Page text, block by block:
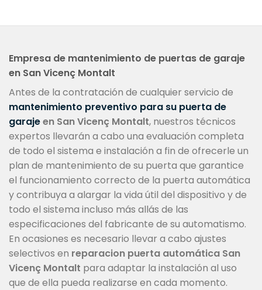
Empresa de mantenimiento de puertas de garaje
en San Vicenç Montalt
Antes de la contratación de cualquier servicio de
mantenimiento preventivo para su puerta de
garajeen San Vicenç Montalt, nuestros técnicos
expertos llevarán a cabo una evaluación completa
de todo el sistema e instalación a fin de ofrecerle un
plan de mantenimiento de su puerta que garantice
el funcionamiento correcto de la puerta automática
y contribuya a alargar la vida útil del dispositivo y de
todo el sistema incluso más allás de las
especificaciones del fabricante de su automatismo.
En ocasiones es necesario llevar a cabo ajustes
selectivos en reparacion puerta automática San
Vicenç Montalt para adaptar la instalación al uso
que de ella pueda realizarse en cada momento.